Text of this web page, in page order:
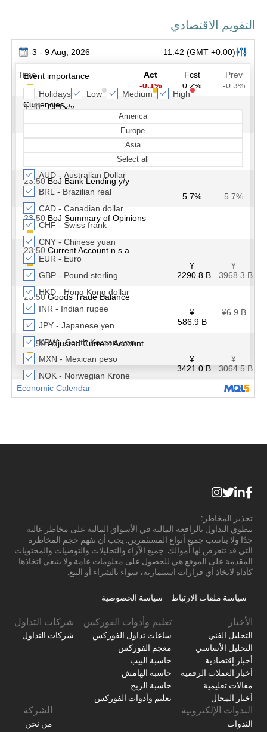
التقويم الاقتصادي
تحذير المخاطر:
ينطوي التداول بالرافعة المالية في الأسواق المالية على مخاطر عالية
جدًا ولا يناسب جميع أنواع المستثمرين. يجب أن تفهم حجم المخاطرة
التي قد تتعرض لها أموالك. جميع الآراء والتحليلات والتوصيات والمحتويات
المقدمة على الموقع هي للحصول على معلومات عامة ولا ينبغي اتخاذها
كأداة لاتخاذ أي قرارات استثمارية، سواء بالشراء أو البيع.
سياسة ملفات الارتباط سياسة الخصوصية
الأخبار
التحليل الفني
التحليل الأساسي
أخبار إقتصادية
أخبار العملات الرقمية
مقالات تعليمية
أخبار المجال
تعليم وأدوات الفوركس
ساعات تداول الفوركس
معجم الفوركس
حاسبة البيب
حاسبة الهامش
حاسبة الربح
تعليم وأدوات الفوركس
شركات التداول
شركات التداول
الندوات الإلكترونية
الندوات
الشركة
من نحن